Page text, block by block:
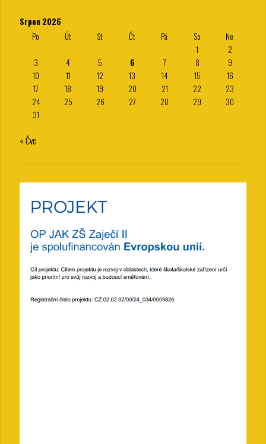
Srpen 2026
Po
Út St Čt Pá So
Ne
1
2
3
4 5 6 7 8
9
10
11 12 13 14 15
16
17
18 19 20 21 22
23
24
25 26 27 28 29
30
31
« Čvc